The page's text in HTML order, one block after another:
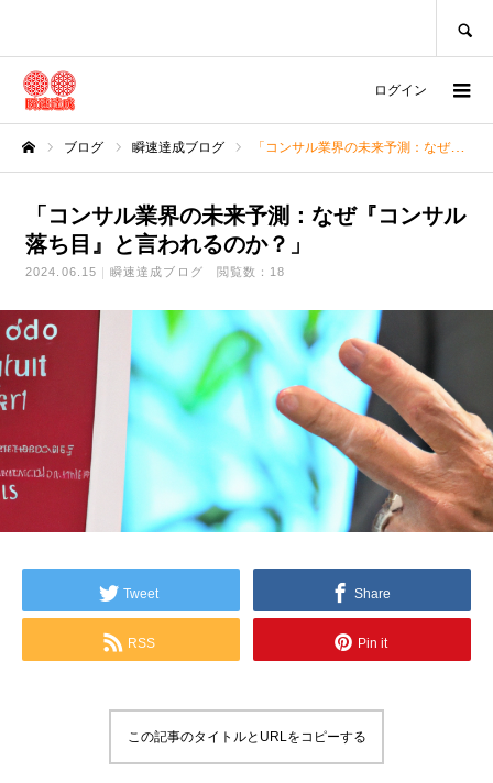
ログイン
ブログ 瞬速達成ブログ 「コンサル業界の未来予測：なぜ『コンサル 落ち目』と言われるのか？」
「コンサル業界の未来予測：なぜ『コンサル
落ち目』と言われるのか？」
2024.06.15 瞬速達成ブログ 閲覧数：18
Tweet Share
RSS Pin it
この記事のタイトルとURLをコピーする